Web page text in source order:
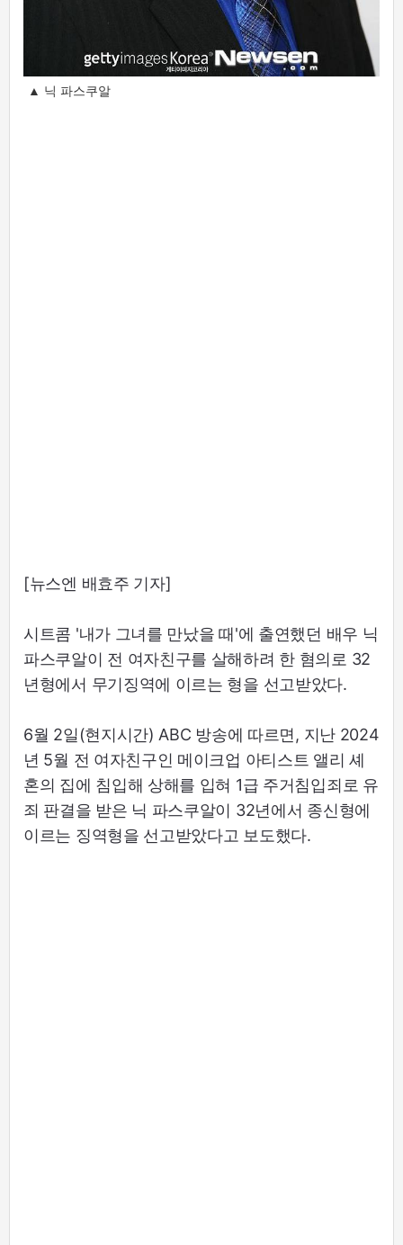
▲ 닉 파스쿠알
[뉴스엔 배효주 기자]
시트콤 '내가 그녀를 만났을 때'에 출연했던 배우 닉
파스쿠알이 전 여자친구를 살해하려 한 혐의로 32
년형에서 무기징역에 이르는 형을 선고받았다.
6월 2일(현지시간) ABC 방송에 따르면, 지난 2024
년 5월 전 여자친구인 메이크업 아티스트 앨리 셰
혼의 집에 침입해 상해를 입혀 1급 주거침입죄로 유
죄 판결을 받은 닉 파스쿠알이 32년에서 종신형에
이르는 징역형을 선고받았다고 보도했다.